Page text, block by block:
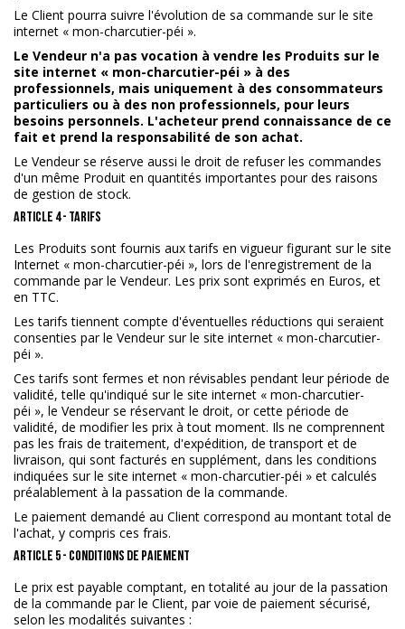
Le Client pourra suivre l'évolution de sa commande sur le site
internet « mon-charcutier-péi ».
Le Vendeur n'a pas vocation à vendre les Produits sur le
site internet « mon-charcutier-péi » à des
professionnels, mais uniquement à des consommateurs
particuliers ou à des non professionnels, pour leurs
besoins personnels. L'acheteur prend connaissance de ce
fait et prend la responsabilité de son achat.
Le Vendeur se réserve aussi le droit de refuser les commandes
d'un même Produit en quantités importantes pour des raisons
de gestion de stock.
ARTICLE 4 - TARIFS
Les Produits sont fournis aux tarifs en vigueur figurant sur le site
Internet « mon-charcutier-péi », lors de l'enregistrement de la
commande par le Vendeur. Les prix sont exprimés en Euros, et
en TTC.
Les tarifs tiennent compte d'éventuelles réductions qui seraient
consenties par le Vendeur sur le site internet « mon-charcutier-
péi ».
Ces tarifs sont fermes et non révisables pendant leur période de
validité, telle qu'indiqué sur le site internet « mon-charcutier-
péi », le Vendeur se réservant le droit, or cette période de
validité, de modifier les prix à tout moment. Ils ne comprennent
pas les frais de traitement, d'expédition, de transport et de
livraison, qui sont facturés en supplément, dans les conditions
indiquées sur le site internet « mon-charcutier-péi » et calculés
préalablement à la passation de la commande.
Le paiement demandé au Client correspond au montant total de
l'achat, y compris ces frais.
ARTICLE 5 - CONDITIONS DE PAIEMENT
Le prix est payable comptant, en totalité au jour de la passation
de la commande par le Client, par voie de paiement sécurisé,
selon les modalités suivantes :